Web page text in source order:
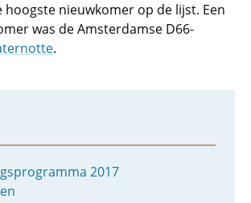
hoogste nieuwkomer op de lijst. Een
was de Amsterdamse D66-
.
2017